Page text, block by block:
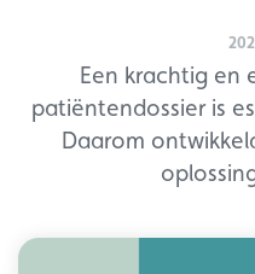
Een krachtig en
patiëntendossier is
Daarom